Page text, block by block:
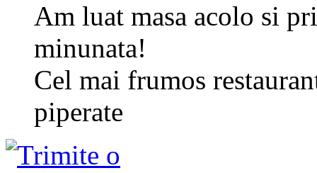
Am luat masa acolo si
minunata!
Cel mai frumos
piperate